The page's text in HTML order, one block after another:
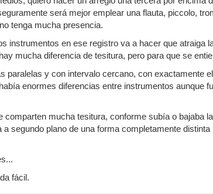
será mejor emplear una flauta, piccolo,
tenga mucha presencia.
instrumentos en ese registro va a hacer que atraiga
mucha diferencia de tesitura, pero para que se
paralelas y con intervalo cercano, con exactamente
enormes diferencias entre instrumentos aunque
comparten mucha tesitura, conforme subía o bajaba
segundo plano de una forma completamente distinta
fácil.